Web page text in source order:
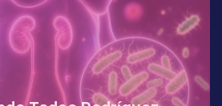
Tadeo Rodríguez